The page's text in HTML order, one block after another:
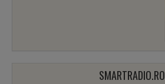
SMARTRADIO.RO